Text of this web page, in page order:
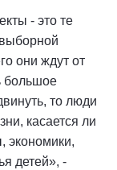
- это те
они ждут от
большое
то люди
касается ли
экономики,
детей», -